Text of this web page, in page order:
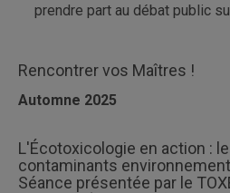
prendre part au débat public
Rencontrer vos Maîtres !
Automne 2025
L'Écotoxicologie en action :
contaminants
Séance présentée par le